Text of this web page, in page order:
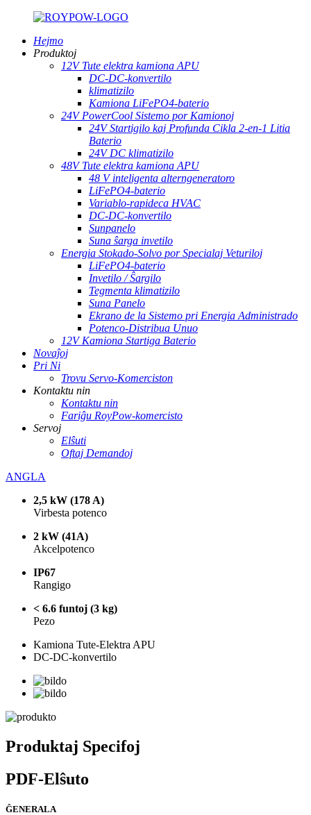
Hejmo
Produktoj
12V Tute elektra kamiona APU
DC-DC-konvertilo
klimatizilo
Kamiona LiFePO4-baterio
24V PowerCool Sistemo por Kamionoj
24V Startigilo kaj Profunda Cikla 2-en-1 Litia
Baterio
24V DC klimatizilo
48V Tute elektra kamiona APU
48 V inteligenta alterngeneratoro
LiFePO4-baterio
Variablo-rapideca HVAC
DC-DC-konvertilo
Sunpanelo
Suna ŝarga invetilo
Energia Stokado-Solvo por Specialaj Veturiloj
LiFePO4-baterio
Invetilo / Ŝargilo
Tegmenta klimatizilo
Suna Panelo
Ekrano de la Sistemo pri Energia Administrado
Potenco-Distribua Unuo
12V Kamiona Startiga Baterio
Novaĵoj
Pri Ni
Trovu Servo-Komerciston
Kontaktu nin
Kontaktu nin
Fariĝu RoyPow-komercisto
Servoj
Elŝuti
Oftaj Demandoj
ANGLA
2,5 kW (178 A)
Virbesta potenco
2 kW (41A)
Akcelpotenco
IP67
Rangigo
< 6.6 funtoj (3 kg)
Pezo
Kamiona Tute-Elektra APU
DC-DC-konvertilo
Produktaj Specifoj
PDF-Elŝuto
ĜENERALA